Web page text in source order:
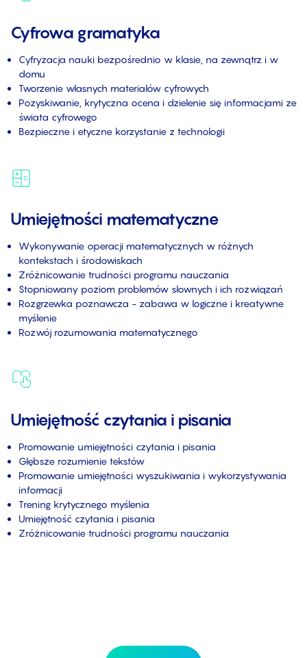
Cyfrowa gramatyka
Cyfryzacja nauki bezpośrednio w klasie, na zewnątrz i w
domu
Tworzenie własnych materiałów cyfrowych
Pozyskiwanie, krytyczna ocena i dzielenie się informacjami ze
świata cyfrowego
Bezpieczne i etyczne korzystanie z technologii
Umiejętności matematyczne
Wykonywanie operacji matematycznych w różnych
kontekstach i środowiskach
Zróżnicowanie trudności programu nauczania
Stopniowany poziom problemów słownych i ich rozwiązań
Rozgrzewka poznawcza - zabawa w logiczne i kreatywne
myślenie
Rozwój rozumowania matematycznego
Umiejętność czytania i pisania
Promowanie umiejętności czytania i pisania
Głębsze rozumienie tekstów
Promowanie umiejętności wyszukiwania i wykorzystywania
informacji
Trening krytycznego myślenia
Umiejętność czytania i pisania
Zróżnicowanie trudności programu nauczania